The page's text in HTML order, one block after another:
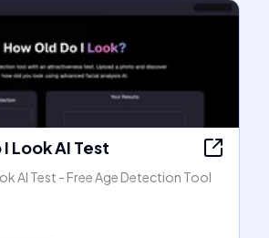
Look AI Test
AI Test - Free Age Detection Tool